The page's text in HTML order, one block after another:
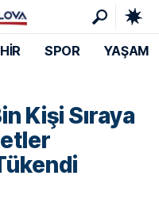
SPOR YAŞAM
Kişi Sıraya